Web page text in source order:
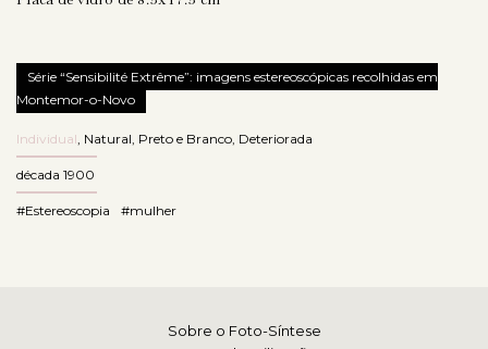
Série “Sensibilité Extrême”: imagens estereoscópicas recolhidas em
Montemor-o-Novo
Individual, Natural, Preto e Branco, Deteriorada
década 1900
#Estereoscopia #mulher
Sobre o Foto-Síntese